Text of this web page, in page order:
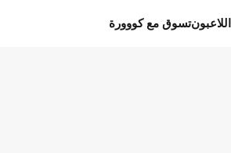
اللاعبونتسوق مع كووورة